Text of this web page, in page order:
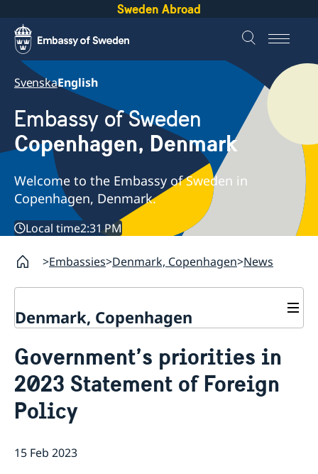
Sweden Abroad
SvenskaEnglish
Embassy of Sweden
Copenhagen, Denmark
Welcome to the Embassy of Sweden in
Copenhagen, Denmark.
Local time2:31 PM
Embassies Denmark, Copenhagen News
Denmark, Copenhagen
Contact
About us
Data Protection Policy
Government’s priorities in
2023 Statement of Foreign
Policy
15 Feb 2023